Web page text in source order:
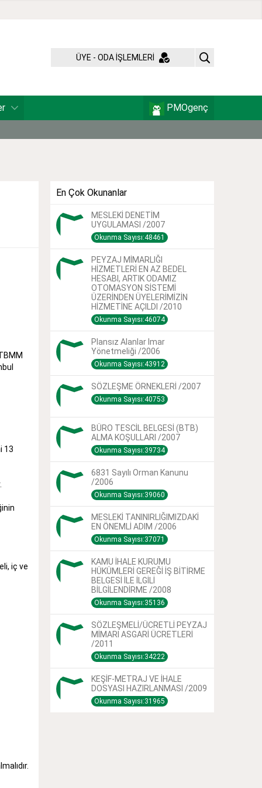
ÜYE - ODA İŞLEMLERİ
PMOgenç
13
iç ve
En Çok Okunanlar
MESLEKİ DENETİM
UYGULAMASI /2007
Okunma Sayısı:48461
PEYZAJ MİMARLIĞI
HİZMETLERİ EN AZ BEDEL
HESABI, ARTIK ODAMIZ
OTOMASYON SİSTEMİ
ÜZERİNDEN ÜYELERİMİZİN
HİZMETİNE AÇILDI /2010
Okunma Sayısı:46074
Plansız Alanlar Imar
Yönetmeliği /2006
Okunma Sayısı:43912
SÖZLEŞME ÖRNEKLERİ /2007
Okunma Sayısı:40753
BÜRO TESCİL BELGESİ (BTB)
ALMA KOŞULLARI /2007
Okunma Sayısı:39734
6831 Sayılı Orman Kanunu
/2006
Okunma Sayısı:39060
MESLEKİ TANINIRLIĞIMIZDAKİ
EN ÖNEMLİ ADIM /2006
Okunma Sayısı:37071
KAMU İHALE KURUMU
HÜKÜMLERİ GEREĞİ İŞ BİTİRME
BELGESİ İLE İLGİLİ
BİLGİLENDİRME /2008
Okunma Sayısı:35136
SÖZLEŞMELİ/ÜCRETLİ PEYZAJ
MİMARI ASGARİ ÜCRETLERİ
/2011
Okunma Sayısı:34222
KEŞİF-METRAJ VE İHALE
DOSYASI HAZIRLANMASI /2009
Okunma Sayısı:31965